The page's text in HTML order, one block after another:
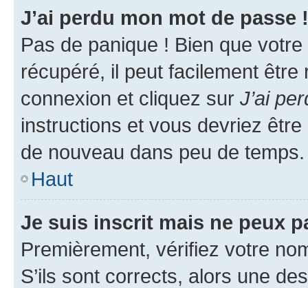
J’ai perdu mon mot de passe !
Pas de panique ! Bien que
récupéré, il peut facilement
connexion et cliquez sur J’ai
instructions et vous devriez
de nouveau dans peu de temps.
Haut
Je suis inscrit mais ne peux
Premièrement, vérifiez votre
S’ils sont corrects, alors une